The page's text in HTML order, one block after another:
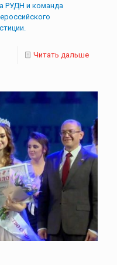
РУДН и команда
Читать дальше